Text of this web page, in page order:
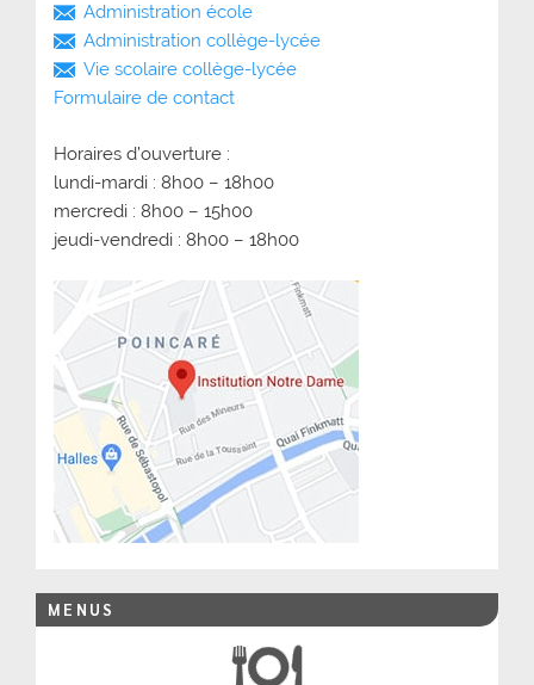
Administration école
Administration collège-lycée
Vie scolaire collège-lycée
Formulaire de contact
Horaires d’ouverture :
lundi-mardi : 8h00 – 18h00
mercredi : 8h00 – 15h00
jeudi-vendredi : 8h00 – 18h00
MENUS